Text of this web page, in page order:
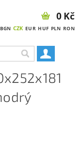
BGN CZK EUR HUF PLN RON
0 Kč